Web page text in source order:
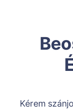
Kérem